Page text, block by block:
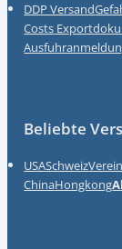
DDP Versand
Costs
Beliebte
USASchweiz
ChinaHongkong